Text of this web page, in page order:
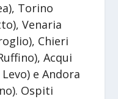
Torino
Venaria
Chieri
Acqui
e Andora
Ospiti